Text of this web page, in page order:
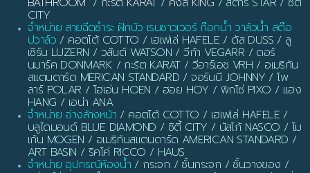
CITY
จำหน่าย สายฉีดชำระ ฝักบัว เรนชาวเวอร์ ก๊อกน้ำ วาล์วน้ำ สต๊อ
ปวาล์ว / คอตโต้ COTTO / เฮเฟเล่ HAFELE / ดัส DUSS / ลู
เซิร์น LUZERN / วสันต์ WATSON / วีก้า VEGARR / ดอร์
นมาร์ค DONMARK / กะรัต KARAT / วีอาร์เอช VRH / อเมริกัน
สแตนดาร์ด MERICAN STANDARD / จอร์นนี JOHNNY / โพ
ลาร์ POLAR / โฮเอ่น HOEN / ฮอย HOY / พิกโซ่ PIXO / แฮง
HANG / เอน่า ANA
จำหน่าย อ่างล้างหน้า / คอตโต้ COTTO / เฮเฟเล่ HAFELE /
บลูไดมอนด์ BLUE DIAMOND / ซิตี้ CITY / นัสโก้ NASCO / โม
เก้น MOGEN / อเมริกันสแตนดาร์ด AMERICAN STANDARD /
ART BASIN / ริคโค่ RICCO / HAUS
จำหน่าย อุปกรณ์ห้องน้ำ / กระจก / ชั้นกระจก / ชั้นวางของ /